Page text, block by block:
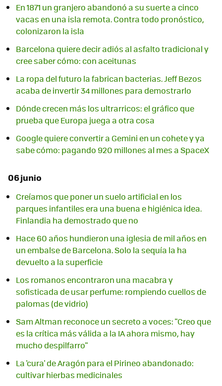
En 1871 un granjero abandonó a su suerte a cinco
vacas en una isla remota. Contra todo pronóstico,
colonizaron la isla
Barcelona quiere decir adiós al asfalto tradicional y
cree saber cómo: con aceitunas
La ropa del futuro la fabrican bacterias. Jeff Bezos
acaba de invertir 34 millones para demostrarlo
Dónde crecen más los ultrarricos: el gráfico que
prueba que Europa juega a otra cosa
Google quiere convertir a Gemini en un cohete y ya
sabe cómo: pagando 920 millones al mes a SpaceX
06 junio
Creíamos que poner un suelo artificial en los
parques infantiles era una buena e higiénica idea.
Finlandia ha demostrado que no
Hace 60 años hundieron una iglesia de mil años en
un embalse de Barcelona. Solo la sequía la ha
devuelto a la superficie
Los romanos encontraron una macabra y
sofisticada de usar perfume: rompiendo cuellos de
palomas (de vidrio)
Sam Altman reconoce un secreto a voces: "Creo que
es la crítica más válida a la IA ahora mismo, hay
mucho despilfarro"
La 'cura' de Aragón para el Pirineo abandonado:
cultivar hierbas medicinales